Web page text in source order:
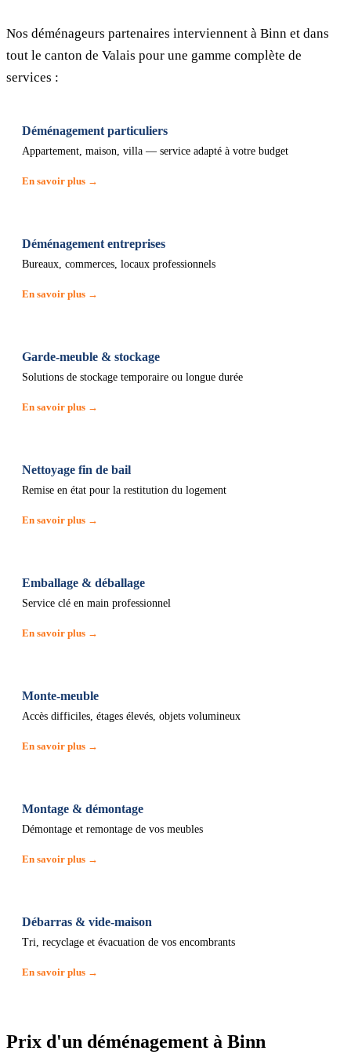
Nos déménageurs partenaires interviennent à Binn et dans
tout le canton de Valais pour une gamme complète de
services :
Déménagement particuliers
Appartement, maison, villa — service adapté à votre budget
En savoir plus →
Déménagement entreprises
Bureaux, commerces, locaux professionnels
En savoir plus →
Garde-meuble & stockage
Solutions de stockage temporaire ou longue durée
En savoir plus →
Nettoyage fin de bail
Remise en état pour la restitution du logement
En savoir plus →
Emballage & déballage
Service clé en main professionnel
En savoir plus →
Monte-meuble
Accès difficiles, étages élevés, objets volumineux
En savoir plus →
Montage & démontage
Démontage et remontage de vos meubles
En savoir plus →
Débarras & vide-maison
Tri, recyclage et évacuation de vos encombrants
En savoir plus →
Prix d'un déménagement à Binn